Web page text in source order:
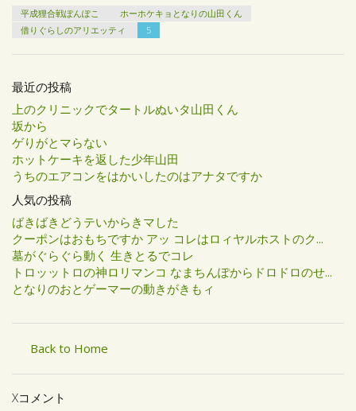
平成狸合戦ぽんぽこ
ホーホケキョとなりの山田くん
借りぐらしのアリエッティ
5
最近の投稿
上のクリニックでタートルぬいタ山田くん
坂から
ゲりがとマらない
ホットケーキを返した少年山田
うちのエアコンをはかいしたのはアナタですか
人気の投稿
ばきばきどうテいからきマした
クーポンはおもちですか アッ コレはロィヤルホストのク...
墓がぐらぐら動く 生きとるでコレ
トロッットロの神ロリマンコ なまちんぽからドロドロのせ...
となりのおとゲーマーの動きがきもィ
Back to Home
Xコメント